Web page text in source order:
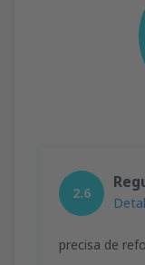
2.6
precisa de